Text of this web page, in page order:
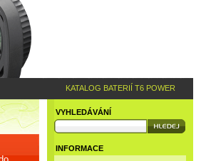
VYHLEDÁVÁNÍ
INFORMACE
KATALOG BATERIÍ T6 POWER